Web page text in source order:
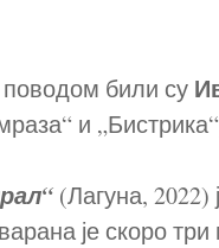
били су
и
(Лагуна,
је скоро